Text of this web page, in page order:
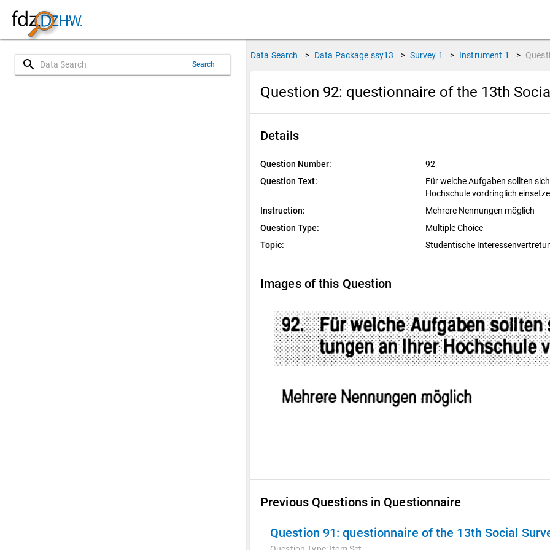
search Search
Data Search > Data Package ssy13 > Survey 1 > Instrument 1 >
Question 92: questionnaire of the 13th
Details
Question Number:
92
Question Text:
Für welche Aufgaben sollten
Hochschule vordringlich
Instruction:
Mehrere Nennungen möglich
Question Type:
Multiple Choice
Topic:
Studentische
Images of this Question
Previous Questions in Questionnaire
Question 91:questionnaire of the 13th Social